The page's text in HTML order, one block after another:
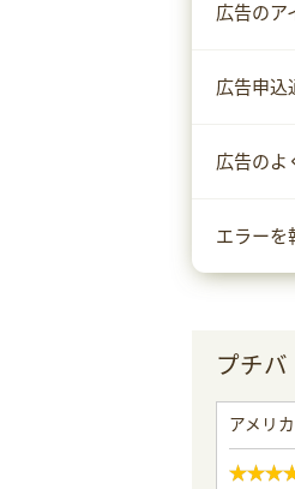
広告のア
広告申込
広告のよ
エラーを
プチ
アメリ